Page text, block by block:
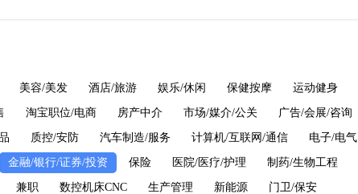
美容/美发 酒店/旅游 娱乐/休闲 保健按摩 运动健身
淘宝职位/电商 房产中介 市场/媒介/公关 广告/会展/咨询
质控/安防 汽车制造/服务 计算机/互联网/通信 电子/电气
金融/银行/证券/投资 保险 医院/医疗/护理 制药/生物工程
兼职 数控机床CNC 生产管理 新能源 门卫/保安